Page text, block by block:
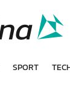
SPORT